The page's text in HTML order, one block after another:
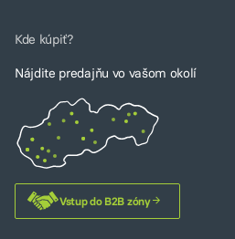
Kde kúpiť?
Nájdite predajňu vo vašom okolí
Vstup do B2B zóny